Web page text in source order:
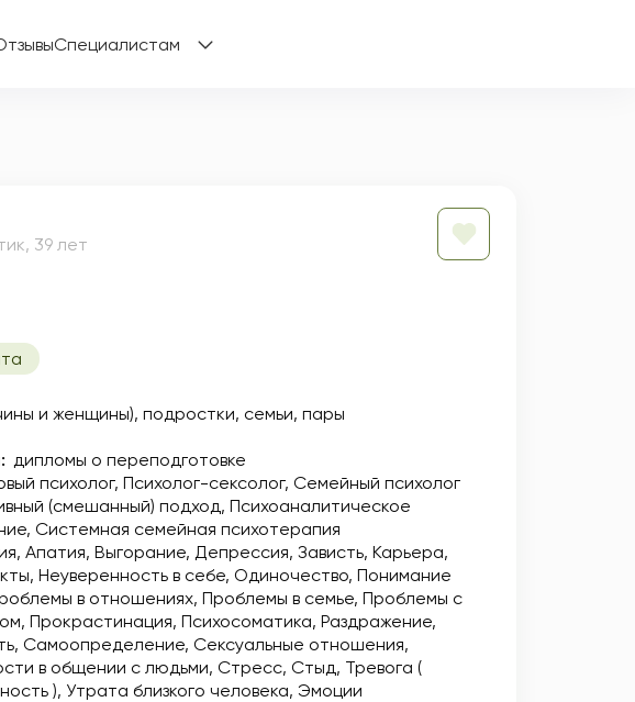
Специалистам
39 лет
и женщины), подростки, семьи, пары
дипломы о переподготовке
психолог Психолог-сексолог Семейный психолог
(смешанный) подход Психоаналитическое
Системная семейная психотерапия
Апатия Выгорание Депрессия Зависть Карьера
Неуверенность в себе Одиночество Понимание
в отношениях Проблемы в семье Проблемы с
Прокрастинация Психосоматика Раздражение
Самоопределение Сексуальные отношения
в общении с людьми Стресс Стыд Тревога (
) Утрата близкого человека Эмоции